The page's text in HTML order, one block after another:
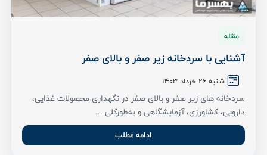
مقاله
آشنایی با سردخانه زیر صفر و بالای صفر
شنبه ۲6 خرداد ۱۴۰3
سردخانه های زیر صفر و بالای صفر در نگهداری محصولات غذایی،
دارویی، کشاورزی، آزمایشگاهی و به‌طورکلی ...
ادامه مطلب